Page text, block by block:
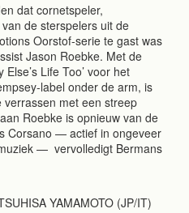
dat cornetspeler,
de sterspelers uit de
Oorstof-serie te gast was
Jason Roebke. Met de
Life Too’ voor het
label onder de arm, is
met een streep
Roebke is opnieuw van de
Corsano — actief in ongeveer
— vervolledigt Bermans
YAMAMOTO (JP/IT)